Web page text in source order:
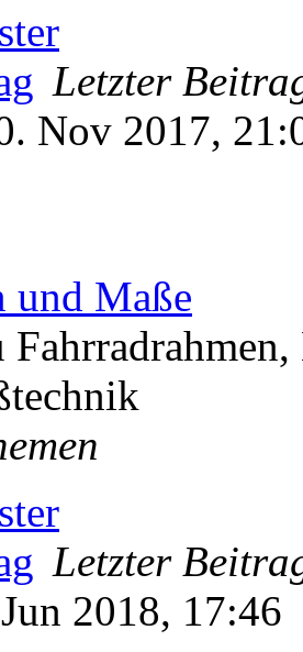
Letzter
Nov 2017,
und Maße
Letzter
2018, 17:46